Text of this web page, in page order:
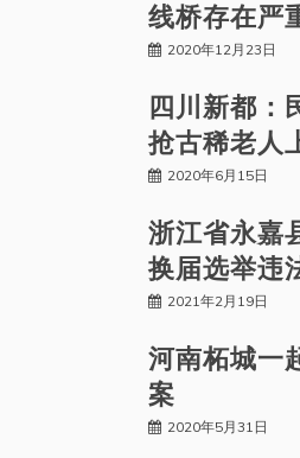
线桥存在严
2020年12月23日
四川新都：
抢古稀老人
2020年6月15日
浙江省永嘉
换届选举违
2021年2月19日
河南柘城一
案
2020年5月31日